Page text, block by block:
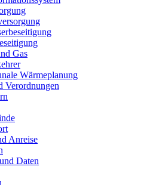
Gas
Wärmeplanung
Verordnungen
Anreise
Daten